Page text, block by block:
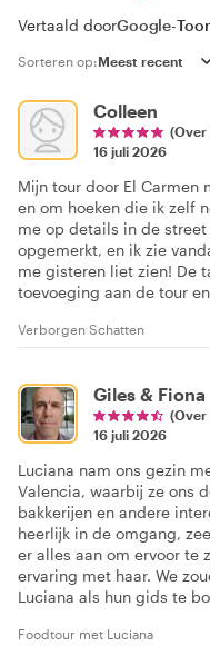
Vertaald doorGoogle-
Sorteren op:
Colleen
(Over
16 juli 2026
Mijn tour door El Carmen
en om hoeken die ik zelf
me op details in de
opgemerkt, en ik zie
me gisteren liet zien! De
toevoeging aan de tour
Verborgen Schatten
Giles & Fiona
(Over
16 juli 2026
Luciana nam ons gezin
Valencia, waarbij ze ons
bakkerijen en andere
heerlijk in de omgang,
er alles aan om ervoor te
ervaring met haar. We
Luciana als hun gids te
Foodtour met Luciana